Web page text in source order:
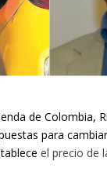
de Colombia,
para
el precio de